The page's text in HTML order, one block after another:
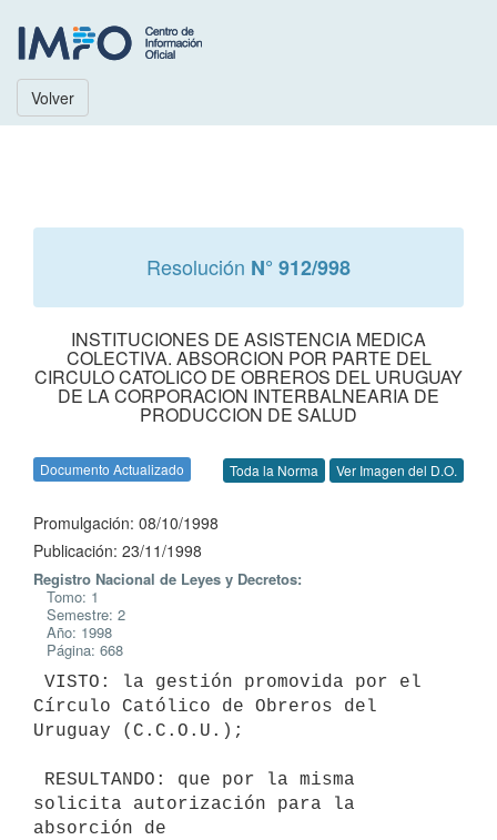
Volver
Resolución N° 912/998
INSTITUCIONES DE ASISTENCIA MEDICA
COLECTIVA. ABSORCION POR PARTE DEL
CIRCULO CATOLICO DE OBREROS DEL URUGUAY
DE LA CORPORACION INTERBALNEARIA DE
PRODUCCION DE SALUD
Documento Actualizado Toda la Norma Ver Imagen del D.O.
Promulgación: 08/10/1998
Publicación: 23/11/1998
Registro Nacional de Leyes y Decretos:
Tomo: 1
Semestre: 2
Año: 1998
Página: 668
Círculo Católico de Obreros del
Uruguay (C.C.O.U.);
solicita autorización para la
absorción de